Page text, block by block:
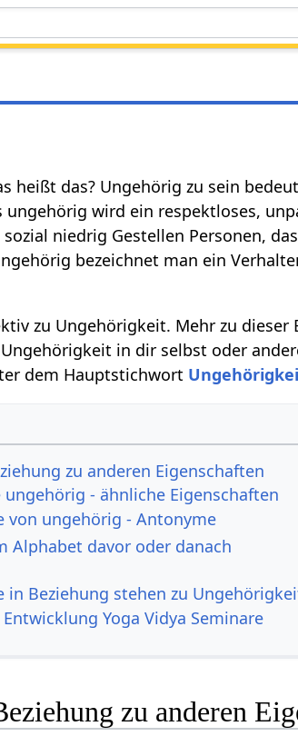
heißt das? Ungehörig zu sein
ungehörig wird ein respektloses,
niedrig Gestellen Personen,
bezeichnet man ein
zu Ungehörigkeit. Mehr zu dieser
in dir selbst oder
dem Hauptstichwort
zu anderen Eigenschaften
ungehörig - ähnliche Eigenschaften
von ungehörig - Antonyme
Alphabet davor oder danach
in Beziehung stehen zu
Yoga Vidya Seminare
zu anderen